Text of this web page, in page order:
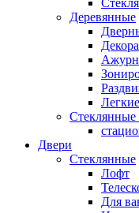
Деревянные
Легкие
Стеклянные
Двери
Стеклянные
Лофт
Для